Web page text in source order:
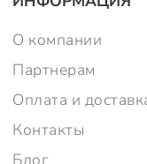
О компании
Партнерам
Оплата и
Контакты
Блог